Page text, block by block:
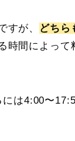
すが、
どちら
時間によって
は4:00〜